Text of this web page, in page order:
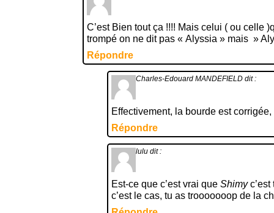
C’est Bien tout ça !!!! Mais celui ( ou celle
trompé on ne dit pas « Alyssia » mais »
Répondre
Charles-Edouard MANDEFIELD dit :
Effectivement, la bourde est
Répondre
lulu dit :
Est-ce que c’est vrai que Shimy
c’est le cas, tu as trooooooop de la